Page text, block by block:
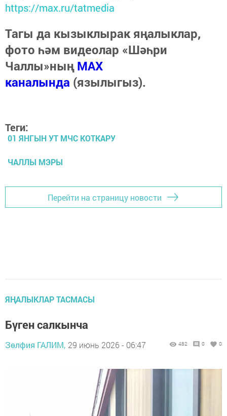
https://max.ru/tatmedia
Тагы да кызыклырак яңалыклар,
фото һәм видеолар «Шәһри
Чаллы»ныңMAX
каналында (язылыгыз).
Теги:
01 ЯНГЫН УТ МЧС КОТКАРУ
ЧАЛЛЫ МЭРЫ
Перейти на страницу новости
ЯҢАЛЫКЛАР ТАСМАСЫ
Бүген салкынча
Зөлфия ГАЛИМ, 29 июнь 2026 - 06:47 482 0 0